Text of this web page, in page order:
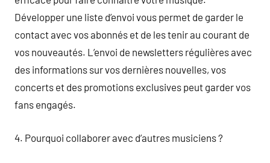
Développer une liste d’envoi vous permet de garder le
contact avec vos abonnés et de les tenir au courant de
vos nouveautés. L’envoi de newsletters régulières avec
des informations sur vos dernières nouvelles, vos
concerts et des promotions exclusives peut garder vos
fans engagés.
4. Pourquoi collaborer avec d’autres musiciens ?